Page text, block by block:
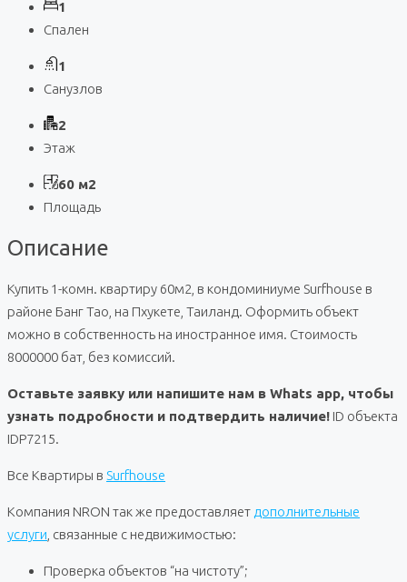
1
Спален
1
Санузлов
2
Этаж
60 м2
Площадь
Описание
Купить 1-комн. квартиру 60м2, в кондоминиуме Surfhouse в
районе Банг Тао, на Пхукете, Таиланд. Оформить объект
можно в собственность на иностранное имя. Стоимость
8000000 бат, без комиссий.
Оставьте заявку или напишите нам в Whats app, чтобы
узнать подробности и подтвердить наличие! ID объекта
IDP7215.
Все Квартиры в Surfhouse
Компания NRON так же предоставляет дополнительные
услуги , связанные с недвижимостью:
Проверка объектов “на чистоту”;